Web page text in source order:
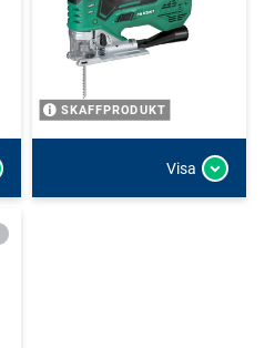
SKAFFPRODUKT
Visa